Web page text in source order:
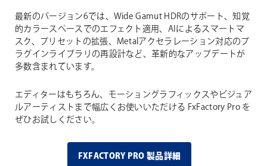
最新のバージョン6では、Wide Gamut HDRのサポート、知覚
的カラースペースでのエフェクト適用、AIによるスマートマ
スク、プリセットの拡張、Metalアクセラレーション対応のプ
ラグインライブラリの再設計など、革新的なアップデートが
多数含まれています。
エディターはもちろん、モーショングラフィックスやビジュア
ルアーティストまで幅広くお使いいただける FxFactory Pro を
ぜひお試しください。
FXFACTORY PRO 製品詳細